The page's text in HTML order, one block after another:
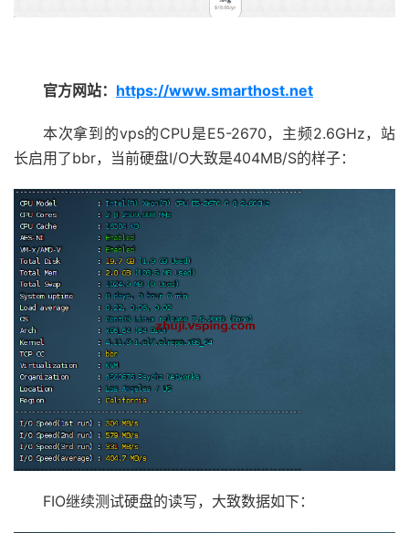
官方网站： https://www.smarthost.net
本次拿到的vps的CPU是E5-2670，主频2.6GHz，站
长启用了bbr，当前硬盘I/O大致是404MB/S的样子：
FIO继续测试硬盘的读写，大致数据如下：